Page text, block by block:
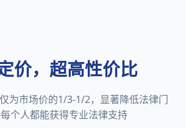
价，超高性价比
为市场价的1/3-1/2，显著降低法律门
个人都能获得专业法律支持